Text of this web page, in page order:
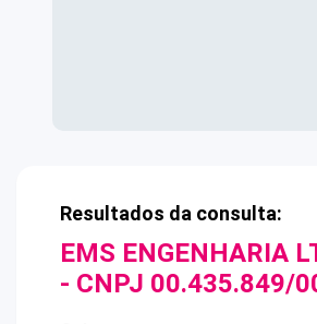
Resultados da consulta:
EMS ENGENHARIA
- CNPJ 00.435.849/